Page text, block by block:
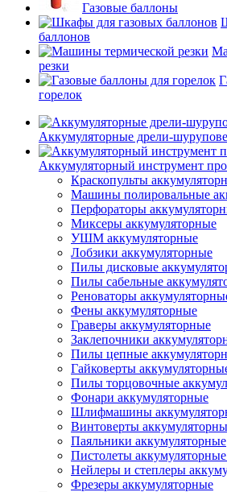
Газовые баллоны
баллонов
резки
горелок
Аккумуляторные дрели-
Аккумуляторный инструмент
Краскопульты
Машины полировальные
Перфораторы
Миксеры аккумуляторные
УШМ аккумуляторные
Лобзики аккумуляторные
Пилы дисковые
Пилы сабельные
Реноваторы
Фены аккумуляторные
Граверы аккумуляторные
Заклепочники
Пилы цепные
Гайковерты
Пилы торцовочные
Фонари аккумуляторные
Шлифмашины
Винтоверты
Паяльники аккумуляторные
Пистолеты
Нейлеры и степлеры
Фрезеры аккумуляторные